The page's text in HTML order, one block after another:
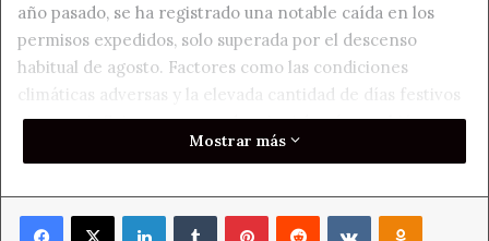
año pasado, se ha registrado una notable caída en los
permisos expedidos, solo superada por el descenso
habitual de agosto. Factores como las condiciones
climáticas adversas y la elevada cantidad de días festivos
parecen influir en esta tendencia. Además, también se
observa una marcada diferencia por género: el año
482.870 a hombres, casi el doble.
Mostrar más
Facebook
X LinkedInTumblrPinterestReddit VKontakte